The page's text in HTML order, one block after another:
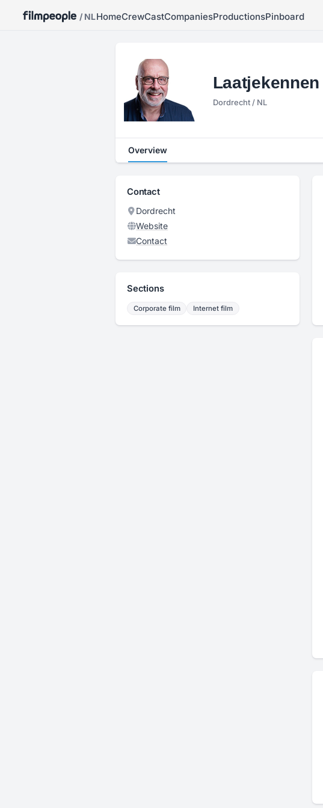
/ NLHomeCrewCastCompaniesProductionsPinboard
Laatjekennen
Dordrecht / NL
Overview
Contact
Dordrecht
Website
Contact
Sections
Corporate film Internet film